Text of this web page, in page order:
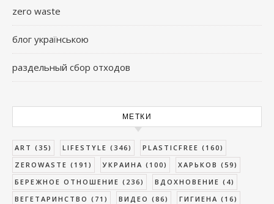
zero waste
блог українською
раздельный сбор отходов
МЕТКИ
ART (35) LIFESTYLE (346) PLASTICFREE (160)
ZEROWASTE (191) УКРАИНА (100) ХАРЬКОВ (59)
БЕРЕЖНОЕ ОТНОШЕНИЕ (236) ВДОХНОВЕНИЕ (4)
ВЕГЕТАРИНСТВО (71) ВИДЕО (86) ГИГИЕНА (16)